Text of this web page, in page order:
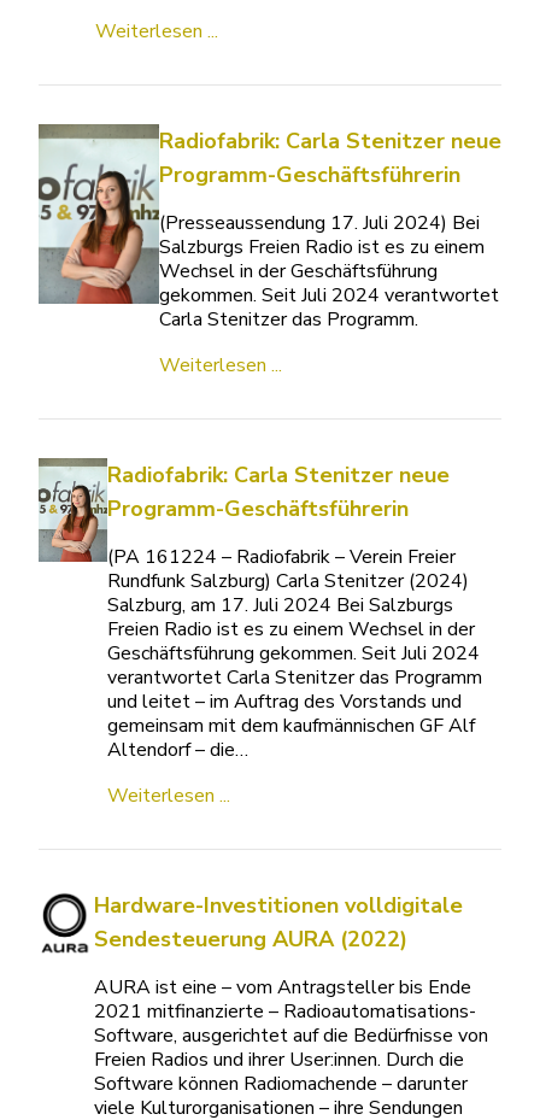
Weiterlesen ...
Radiofabrik: Carla Stenitzer neue
Programm-Geschäftsführerin
(Presseaussendung 17. Juli 2024) Bei
Salzburgs Freien Radio ist es zu einem
Wechsel in der Geschäftsführung
gekommen. Seit Juli 2024 verantwortet
Carla Stenitzer das Programm.
Weiterlesen ...
Radiofabrik: Carla Stenitzer neue
Programm-Geschäftsführerin
(PA 161224 – Radiofabrik – Verein Freier
Rundfunk Salzburg) Carla Stenitzer (2024)
Salzburg, am 17. Juli 2024 Bei Salzburgs
Freien Radio ist es zu einem Wechsel in der
Geschäftsführung gekommen. Seit Juli 2024
verantwortet Carla Stenitzer das Programm
und leitet – im Auftrag des Vorstands und
gemeinsam mit dem kaufmännischen GF Alf
Altendorf – die…
Weiterlesen ...
Hardware-Investitionen volldigitale
Sendesteuerung AURA (2022)
AURA ist eine – vom Antragsteller bis Ende
2021 mitfinanzierte – Radioautomatisations-
Software, ausgerichtet auf die Bedürfnisse von
Freien Radios und ihrer User:innen. Durch die
Software können Radiomachende – darunter
viele Kulturorganisationen – ihre Sendungen